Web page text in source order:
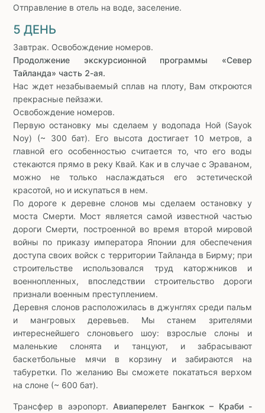
Отправление в отель на воде, заселение.
5 ДЕНЬ
Завтрак. Освобождение номеров.
Продолжение экскурсионной программы «Север
Тайланда» часть 2-ая.
Нас ждет незабываемый сплав на плоту, Вам откроются
прекрасные пейзажи.
Освобождение номеров.
Первую остановку мы сделаем у водопада Ной (Sayok
Noy) (~ 300 бат). Его высота достигает 10 метров, а
главной его особенностью считается то, что его воды
стекаются прямо в реку Квай. Как и в случае с Эраваном,
можно не только наслаждаться его эстетической
красотой, но и искупаться в нем.
По дороге к деревне слонов мы сделаем остановку у
моста Смерти. Мост является самой известной частью
дороги Смерти, построенной во время второй мировой
войны по приказу императора Японии для обеспечения
доступа своих войск с территории Тайланда в Бирму; при
строительстве использовался труд каторжников и
военнопленных, впоследствии строительство дороги
признали военным преступлением.
Деревня слонов расположилась в джунглях среди пальм
и мангровых деревьев. Мы станем зрителями
интереснейшего слоновьего шоу: взрослые слоны и
маленькие слонята и танцуют, и забрасывают
баскетбольные мячи в корзину и забираются на
табуретки. По желанию Вы сможете покататься верхом
на слоне (~ 600 бат).
Трансфер в аэропорт. Авиаперелет Бангкок – Краби -